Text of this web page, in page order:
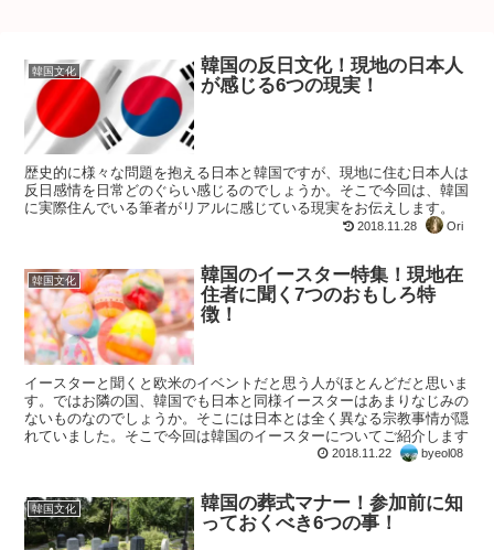
韓国文化
韓国の反日文化！現地の日本人
が感じる6つの現実！
歴史的に様々な問題を抱える日本と韓国ですが、現地に住む日本人は
反日感情を日常どのぐらい感じるのでしょうか。そこで今回は、韓国
に実際住んでいる筆者がリアルに感じている現実をお伝えします。
2018.11.28 Ori
韓国文化
韓国のイースター特集！現地在
住者に聞く7つのおもしろ特
徴！
イースターと聞くと欧米のイベントだと思う人がほとんどだと思いま
す。ではお隣の国、韓国でも日本と同様イースターはあまりなじみの
ないものなのでしょうか。そこには日本とは全く異なる宗教事情が隠
れていました。そこで今回は韓国のイースターについてご紹介します
2018.11.22 byeol08
韓国文化
韓国の葬式マナー！参加前に知
っておくべき6つの事！